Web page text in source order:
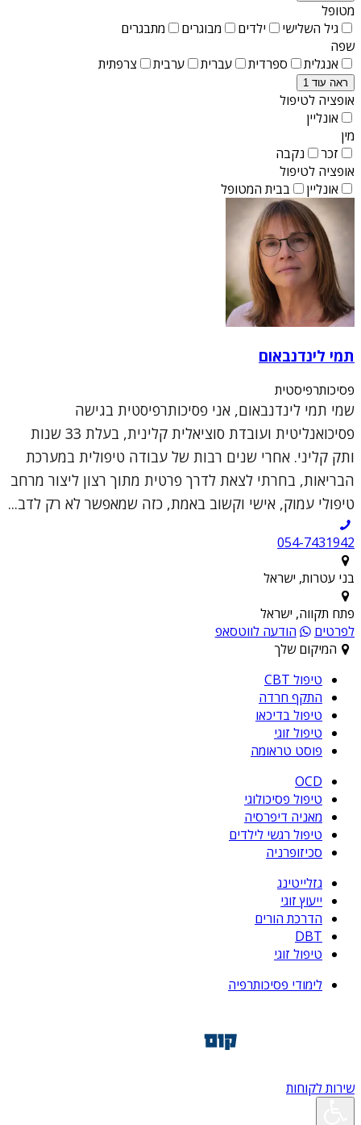
מטופל
גיל השלישי
ילדים מבוגרים
מתבגרים
שפה
אנגלית
ספרדית עברית ערבית צרפתית
ראה עוד 1
אופציה לטיפול
אונליין
מין
זכר
נקבה
אופציה לטיפול
אונליין
בבית המטופל
תמי לינדנבאום
פסיכותרפיסטית
שמי תמי לינדנבאום, אני פסיכותרפיסטית בגישה
פסיכואנליטית ועובדת סוציאלית קלינית, בעלת 33 שנות
ותק קליני. אחרי שנים רבות של עבודה טיפולית במערכת
הבריאות, בחרתי לצאת לדרך פרטית מתוך רצון ליצור מרחב
טיפולי עמוק, אישי וקשוב באמת, כזה שמאפשר לא רק לדב...
054-7431942
בני עטרות, ישראל
פתח תקווה, ישראל
לפרטים
הודעה לווטסאפ
המיקום שלך
טיפול CBT
התקף חרדה
טיפול בדיכאו
טיפול זוגי
פוסט טראומה
OCD
טיפול פסיכולוגי
מאניה דיפרסיה
טיפול רגשי לילדים
סכיזופרניה
גזלייטינג
ייעוץ זוגי
הדרכת הורים
DBT
טיפול זוגי
לימודי פסיכותרפיה
שירות לקוחות